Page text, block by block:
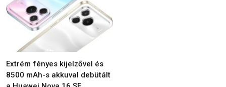
Extrém fényes kijelzővel és
8500 mAh-s akkuval debütált